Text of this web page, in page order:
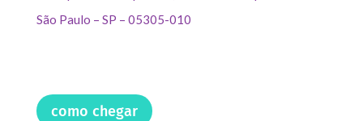
São Paulo – SP – 05305-010
como chegar